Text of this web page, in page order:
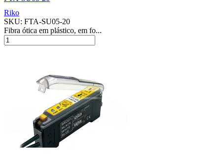
Riko
SKU: FTA-SU05-20
Fibra ótica em plástico, em fo...